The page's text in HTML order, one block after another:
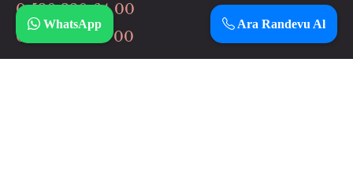
0 530 320 64 00
0 506 037 64 00
Ara Randevu Al
WhatsApp